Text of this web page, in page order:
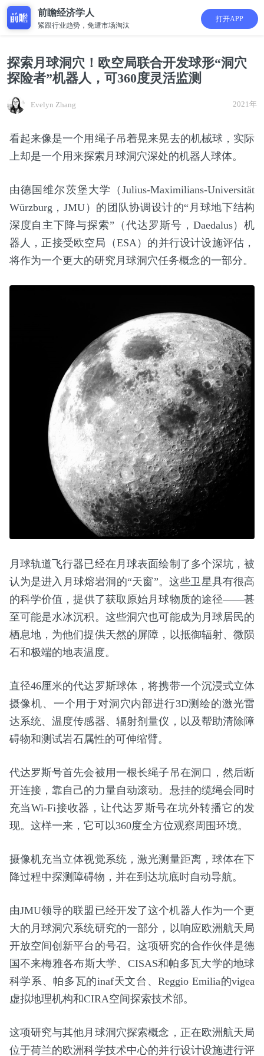
前瞻经济学人
紧跟行业趋势，免遭市场淘汰
打开APP
探索月球洞穴！欧空局联合开发球形“洞穴
探险者”机器人，可360度灵活监测
Evelyn Zhang 2021年
看起来像是一个用绳子吊着晃来晃去的机械球，实际
上却是一个用来探索月球洞穴深处的机器人球体。
由德国维尔茨堡大学（Julius-Maximilians-Universität
Würzburg，JMU）的团队协调设计的“月球地下结构
深度自主下降与探索”（代达罗斯号，Daedalus）机
器人，正接受欧空局（ESA）的并行设计设施评估，
将作为一个更大的研究月球洞穴任务概念的一部分。
月球轨道飞行器已经在月球表面绘制了多个深坑，被
认为是进入月球熔岩洞的“天窗”。这些卫星具有很高
的科学价值，提供了获取原始月球物质的途径——甚
至可能是水冰沉积。这些洞穴也可能成为月球居民的
栖息地，为他们提供天然的屏障，以抵御辐射、微陨
石和极端的地表温度。
直径46厘米的代达罗斯球体，将携带一个沉浸式立体
摄像机、一个用于对洞穴内部进行3D测绘的激光雷
达系统、温度传感器、辐射剂量仪，以及帮助清除障
碍物和测试岩石属性的可伸缩臂。
代达罗斯号首先会被用一根长绳子吊在洞口，然后断
开连接，靠自己的力量自动滚动。悬挂的缆绳会同时
充当Wi-Fi接收器，让代达罗斯号在坑外转播它的发
现。这样一来，它可以360度全方位观察周围环境。
摄像机充当立体视觉系统，激光测量距离，球体在下
降过程中探测障碍物，并在到达坑底时自动导航。
由JMU领导的联盟已经开发了这个机器人作为一个更
大的月球洞穴系统研究的一部分，以响应欧洲航天局
开放空间创新平台的号召。这项研究的合作伙伴是德
国不来梅雅各布斯大学、CISAS和帕多瓦大学的地球
科学系、帕多瓦的inaf天文台、Reggio Emilia的vigea
虚拟地理机构和CIRA空间探索技术部。
这项研究与其他月球洞穴探索概念，正在欧洲航天局
位于荷兰的欧洲科学技术中心的并行设计设施进行评